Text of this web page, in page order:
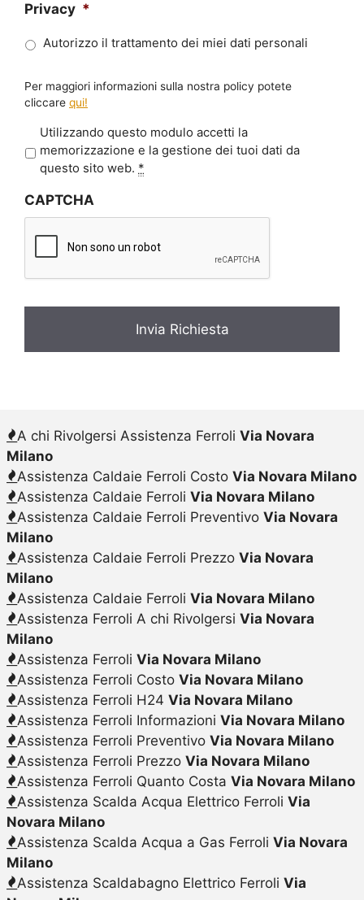
Privacy *
Autorizzo il trattamento dei miei dati personali
Per maggiori informazioni sulla nostra policy potete
cliccare qui!
r
a
c
*
Utilizzando questo modulo accetti la
memorizzazione e la gestione dei tuoi dati da
questo sito web. *
CAPTCHA
A chi Rivolgersi Assistenza Ferroli Via Novara
Milano
Assistenza Caldaie Ferroli Costo Via Novara Milano
Assistenza Caldaie Ferroli Via Novara Milano
Assistenza Caldaie Ferroli Preventivo Via Novara
Milano
Assistenza Caldaie Ferroli Prezzo Via Novara
Milano
Assistenza Caldaie Ferroli Via Novara Milano
Assistenza Ferroli A chi Rivolgersi Via Novara
Milano
Assistenza Ferroli Via Novara Milano
Assistenza Ferroli Costo Via Novara Milano
Assistenza Ferroli H24 Via Novara Milano
Assistenza Ferroli Informazioni Via Novara Milano
Assistenza Ferroli Preventivo Via Novara Milano
Assistenza Ferroli Prezzo Via Novara Milano
Assistenza Ferroli Quanto Costa Via Novara Milano
Assistenza Scalda Acqua Elettrico Ferroli Via
Novara Milano
Assistenza Scalda Acqua a Gas Ferroli Via Novara
Milano
Assistenza Scaldabagno Elettrico Ferroli Via